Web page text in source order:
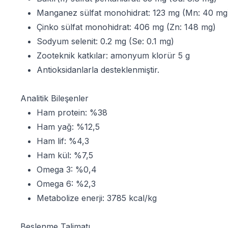
Manganez sülfat monohidrat: 123 mg (Mn: 40
Çinko sülfat monohidrat: 406 mg (Zn: 148 mg)
Sodyum selenit: 0.2 mg (Se: 0.1 mg)
Zooteknik katkılar: amonyum klorür 5 g
Antioksidanlarla desteklenmiştir.
Analitik Bileşenler
Ham protein: %38
Ham yağ: %12,5
Ham lif: %4,3
Ham kül: %7,5
Omega 3: %0,4
Omega 6: %2,3
Metabolize enerji: 3785 kcal/kg